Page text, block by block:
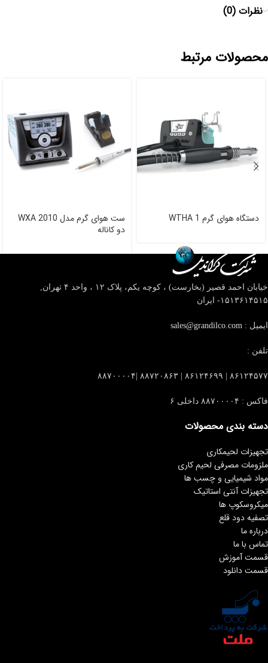
نظرات (0)
محصولات مرتبط
دستگاه هوای گرم WTHA 1
ست هوای گرم مدل WXA 2010
دو کاناله
خیابان احمد قصیر (بخارست) ، کوچه یکم، پلاک ۱۲ ، واحد ۴
تهران,
۱۵۱۳۶۱۴۵۱۵- ایران
ایمیل : sales@grandilco.com
تلفن :
۸۶۱۲۴۵۷۷ | ۸۶۱۲۴۶۹۹ | ۸۸۷۲۰۸۶۳ |۸۸۷۰۰۰۰۴
فاکس : ۸۸۷۰۰۰۰۴ داخلی ۶
دسته بندی محصولات
تجهیزات لحیمکاری
ملزومات مصرفی لحیم کاری
مواد شیمیایی و چسب ها
تجهیزات آنتی استاتیک
میکروسکوپ ها
تصفیه دود قلع
درباره ما
تماس با ما
قسمت آموزش
قسمت دانلود